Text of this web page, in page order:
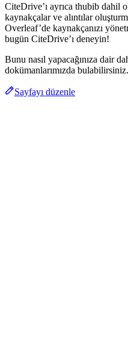
CiteDrive’ı ayrıca thubib dahil
kaynakçalar ve alıntılar
Overleaf’de kaynakçanızı
bugün CiteDrive’ı deneyin!
Bunu nasıl yapacağınıza dair
dokümanlarımızda bulabilirsiniz.
Sayfayı düzenle